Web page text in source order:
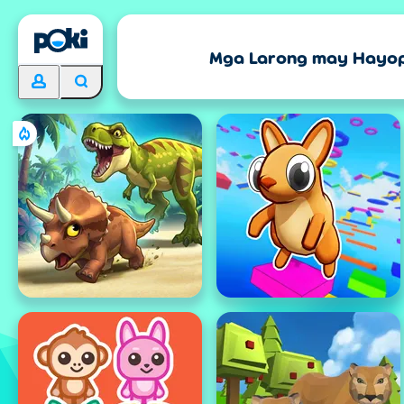
Mga Larong may